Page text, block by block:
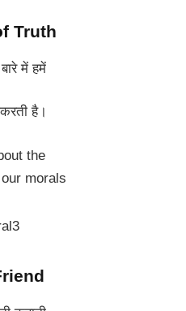
Truth
में हमें
है।
the
morals